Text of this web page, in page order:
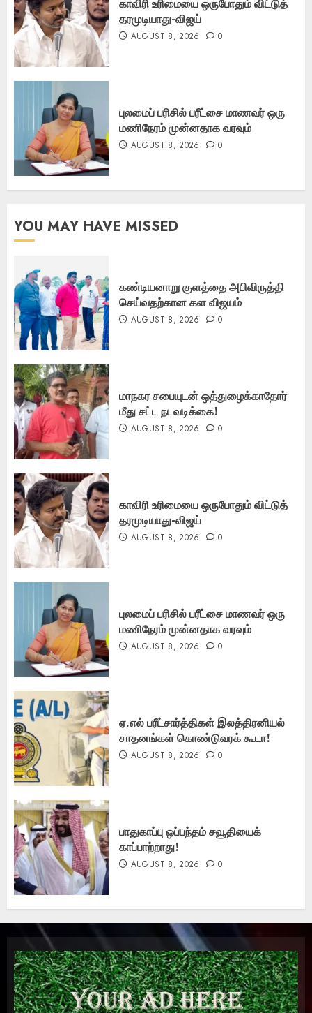
காவிரி உரிமையை ஒருபோதும் விட்டுத்
தரமுடியாது-விஜய்
AUGUST 8, 2026 0
புலமைப் பரிசில் பரீட்சை மாணவர் ஒரு
மணிநேரம் முன்னதாக வரவும்
AUGUST 8, 2026 0
YOU MAY HAVE MISSED
கண்டியனாறு குளத்தை அபிவிருத்தி
செய்வதற்கான கள விஜயம்
AUGUST 8, 2026 0
மாநகர சபையுடன் ஒத்துழைக்காதோர்
மீது சட்ட நடவடிக்கை!
AUGUST 8, 2026 0
காவிரி உரிமையை ஒருபோதும் விட்டுத்
தரமுடியாது-விஜய்
AUGUST 8, 2026 0
புலமைப் பரிசில் பரீட்சை மாணவர் ஒரு
மணிநேரம் முன்னதாக வரவும்
AUGUST 8, 2026 0
ஏ.எல் பரீட்சார்த்திகள் இலத்திரனியல்
சாதனங்கள் கொண்டுவரக் கூடா!
AUGUST 8, 2026 0
பாதுகாப்பு ஒப்பந்தம் சவூதியைக்
காப்பாற்றாது!
AUGUST 8, 2026 0